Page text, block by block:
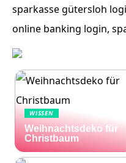
sparkasse gütersloh
online banking login,
WISSEN
Weihnachtsdeko für
Christbaum